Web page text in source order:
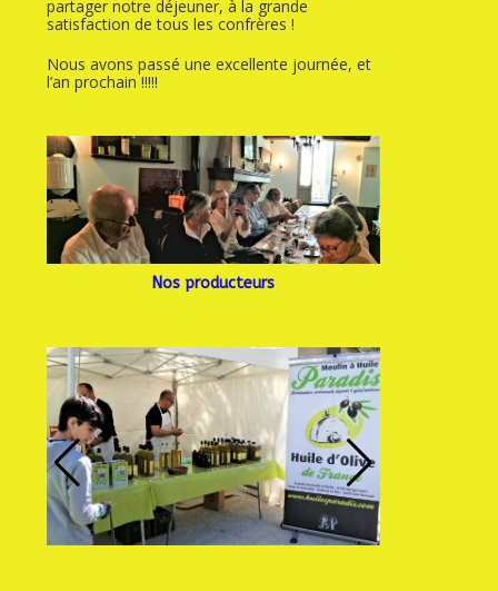
partager notre déjeuner, à la grande
satisfaction de tous les confrères !
Nous avons passé une excellente journée, et
l’an prochain !!!!!
Nos producteurs